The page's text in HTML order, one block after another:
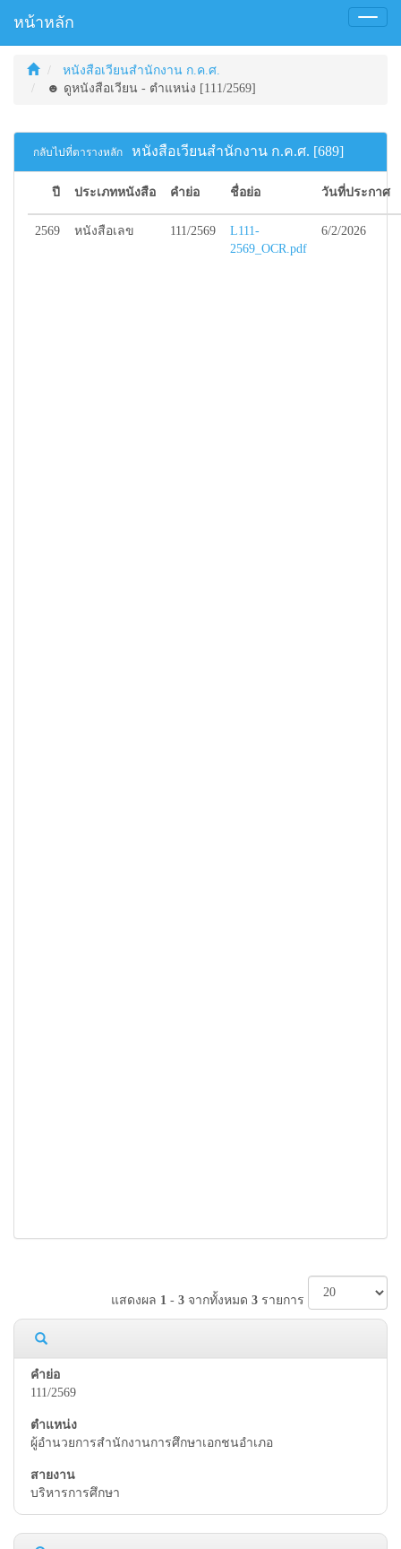
หน้าหลัก
Toggle
หนังสือเวียนสำนักงาน ก.ค.ศ.
☻ ดูหนังสือเวียน - ตำแหน่ง [111/2569]
กลับไปที่ตารางหลัก หนังสือเวียนสำนักงาน ก.ค.ศ. [689]
ปี ประเภทหนังสือ คำย่อ ชื่อย่อ วันที่ประกาศ
2569 หนังสือเลข 111/2569
L111-
2569_OCR.pdf
6/2/2026
แสดงผล 1 - 3 จากทั้งหมด 3 รายการ
111/2569
ผู้อำนวยการสำนักงานการศึกษาเอกชนอำเภอ
บริหารการศึกษา